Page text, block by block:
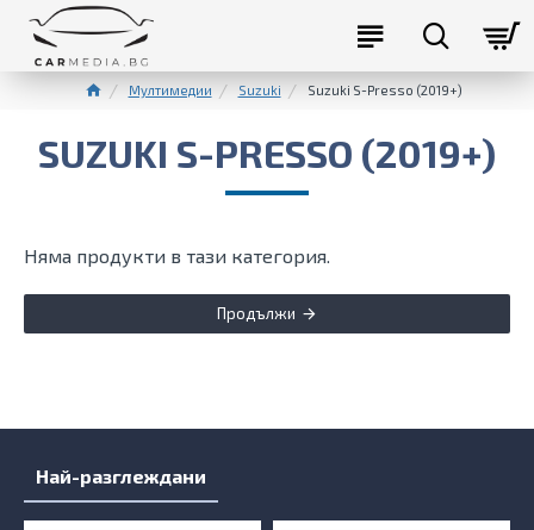
Мултимедии Suzuki Suzuki S-Presso (2019+)
SUZUKI S-PRESSO (2019+)
Няма продукти в тази категория.
Продължи
Най-разглеждани